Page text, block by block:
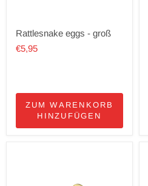
Rattlesnake eggs - groß
€5,95
ZUM WARENKORB
HINZUFÜGEN